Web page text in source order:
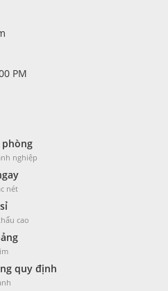
PM
phòng
nghiệp
nét
cao
quy định